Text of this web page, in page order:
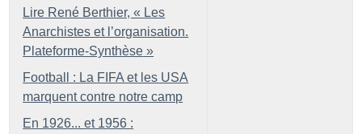
Lire René Berthier, « Les
Anarchistes et l’organisation.
Plateforme-Synthèse »
Football : La FIFA et les USA
marquent contre notre camp
En 1926... et 1956 :